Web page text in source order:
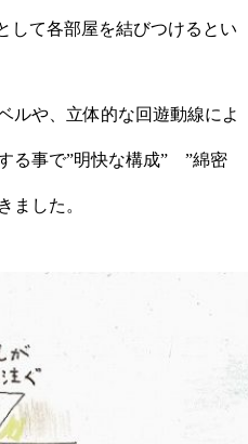
して各部屋を結びつけるとい
ルや、立体的な回遊動線によ
る事で”明快な構成” ”綿密
ました。